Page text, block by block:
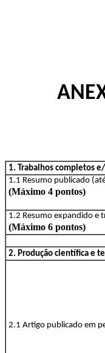
1. Trabalhos completos
1.1 Resumo publicado
(Máximo 4 pontos)
1.2 Resumo expandido e
(Máximo 6 pontos)
2. Produção científica e
2.1 Artigo publicado em